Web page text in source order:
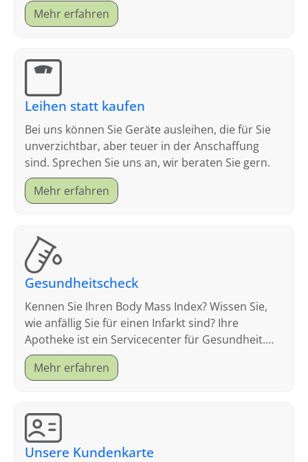
Mehr erfahren
Leihen statt kaufen
Bei uns können Sie Geräte ausleihen, die für Sie
unverzichtbar, aber teuer in der Anschaffung
sind. Sprechen Sie uns an, wir beraten Sie gern.
Mehr erfahren
Gesundheitscheck
Kennen Sie Ihren Body Mass Index? Wissen Sie,
wie anfällig Sie für einen Infarkt sind? Ihre
Apotheke ist ein Servicecenter für Gesundheit.
Schauen Sie sich an, welche Tests wir anbieten.
Mehr erfahren
Unsere Kundenkarte